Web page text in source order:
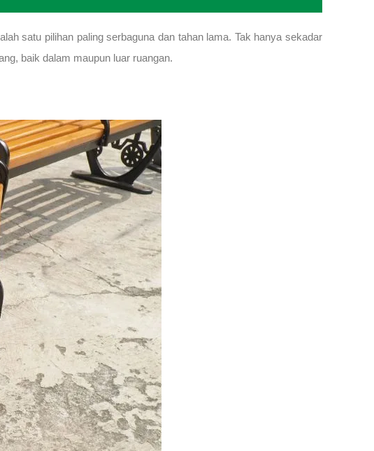
satu pilihan paling serbaguna dan tahan lama. Tak hanya sekadar
baik dalam maupun luar ruangan.